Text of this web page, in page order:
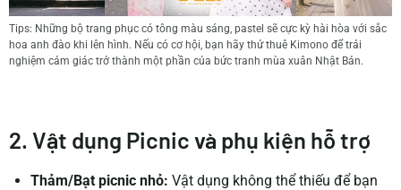
Tips: Những bộ trang phục có tông màu sáng, pastel sẽ cực kỳ hài hòa với sắc
hoa anh đào khi lên hình. Nếu có cơ hội, bạn hãy thử thuê Kimono để trải
nghiệm cảm giác trở thành một phần của bức tranh mùa xuân Nhật Bản.
2. Vật dụng Picnic và phụ kiện hỗ trợ
Thảm/Bạt picnic nhỏ: Vật dụng không thể thiếu để bạn